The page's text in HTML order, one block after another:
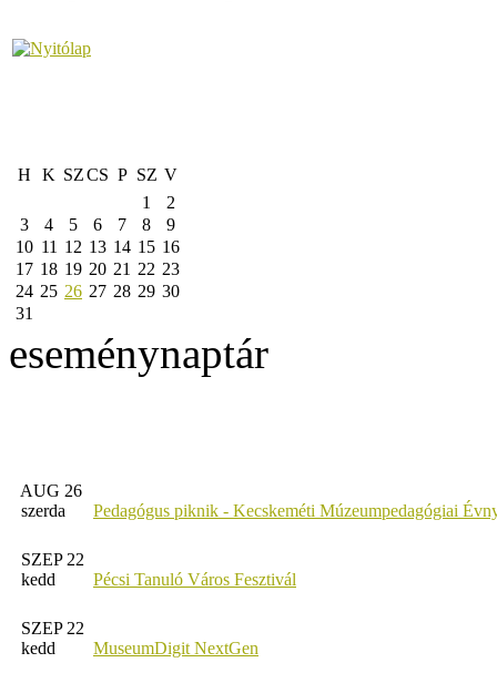
H K SZCS P SZ V
1
2
3
4 5 6 7 8
9
10 11 12 13 14 15 16
17 18 19 20 21 22 23
24 25 26 27 28 29 30
31
eseménynaptár
AUG 26
szerda
Pedagógus piknik - Kecskeméti Múzeumpedagógiai
SZEP 22
kedd
Pécsi Tanuló Város Fesztivál
SZEP 22
kedd
MuseumDigit NextGen